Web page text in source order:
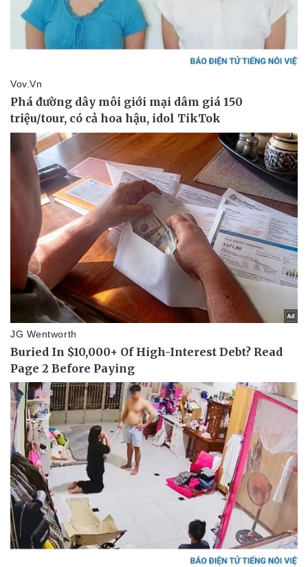
Thể thao
Bóng đá
Lịch thi đấu bóng đá
Thế giới thể thao
eSports
Hậu trường
Ô tô - Xe máy
Ô tô
Tư vấn